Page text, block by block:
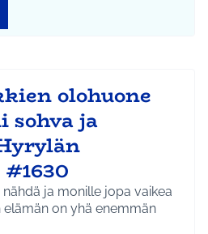
olohuone
sohva ja
ja monille jopa vaikea
on yhä enemmän